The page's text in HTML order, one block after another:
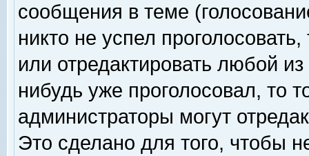
сообщения в теме
никто не успел
или отредактировать любой
нибудь уже проголосовал, то
администраторы могут
Это сделано для того, чтобы